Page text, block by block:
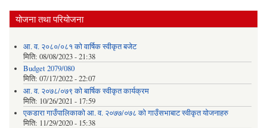
योजना तथा परियोजना
आ. व. २०८०/०८१ को वार्षिक स्वीकृत बजेट
मिति: 08/08/2023 - 21:38
Budget 2079/080
मिति: 07/17/2022 - 22:07
आ. व. २०७८/०७९ को बार्षिक स्वीकृत कार्यक्रम
मिति: 10/26/2021 - 17:59
एकडारा गाउँपालिकाको आ. व. २०७७/०७८ को गाउँसभाबाट स्वीकृत योजनाहरु
मिति: 11/29/2020 - 15:38